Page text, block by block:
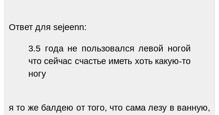
Ответ для sejeenn:
3.5 года не пользовался левой ногой
что сейчас счастье иметь хоть какую-то
ногу
я то же балдею от того, что сама лезу в ванную,